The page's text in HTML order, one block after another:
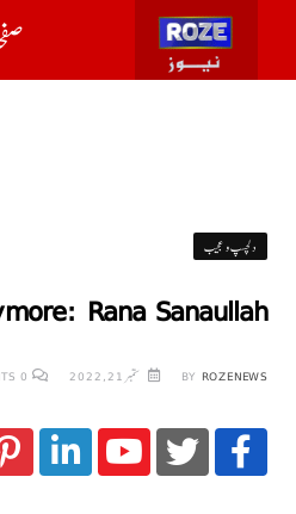
دلچسپ و عجیب
Rana Sanaullah
BY ROZENEWS ستمبر 21, 2022 0
COMMENTS